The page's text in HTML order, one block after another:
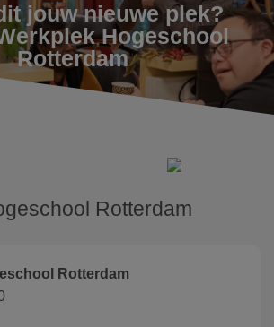
jouw nieuwe plek?
Hogeschool
Rotterdam
Rotterdam
Rotterdam